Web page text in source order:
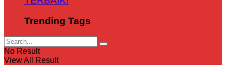
Trending Tags
No Result
View All Result